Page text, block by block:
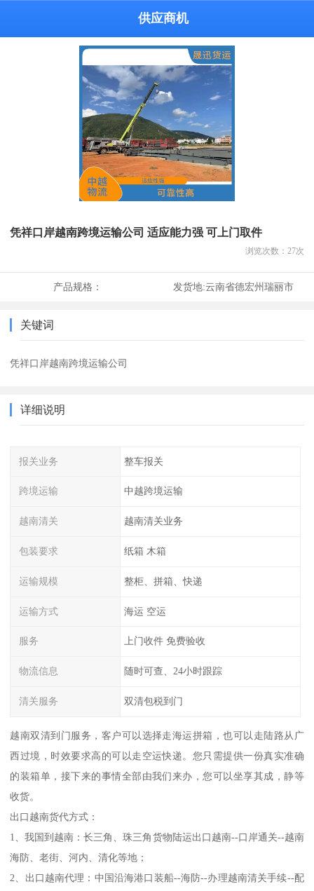
供应商机
凭祥口岸越南跨境运输公司 适应能力强 可上门取件
浏览次数： 27次
产品规格： 发货地:云南省德宏州瑞丽市
关键词
凭祥口岸越南跨境运输公司
详细说明
报关业务 整车报关
跨境运输 中越跨境运输
越南清关 越南清关业务
包装要求 纸箱 木箱
运输规模 整柜、拼箱、快递
运输方式 海运 空运
服务 上门收件 免费验收
物流信息 随时可查、24小时跟踪
清关服务 双清包税到门
越南双清到门服务，客户可以选择走海运拼箱，也可以走陆路从广
西过境，时效要求高的可以走空运快递。您只需提供一份真实准确
的装箱单，接下来的事情全部由我们来办，您可以坐享其成，静等
收货。
出口越南货代方式：
1、我国到越南：长三角、珠三角货物陆运出口越南--口岸通关--越南
海防、老街、河内、清化等地；
2、出口越南代理：中国沿海港口装船--海防--办理越南清关手续--配